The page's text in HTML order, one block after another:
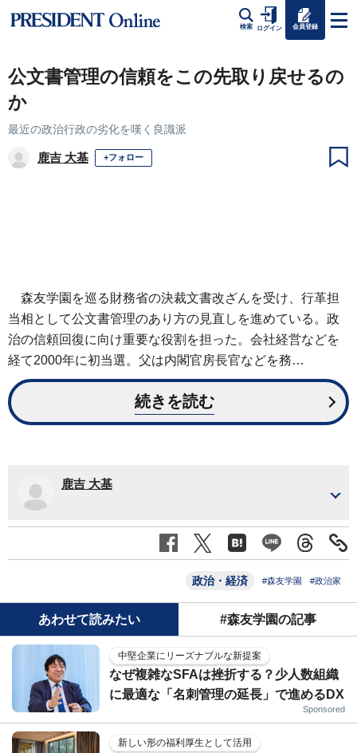
検索 ログイン 会員登録
公文書管理の信頼をこの先取り戻せるの
か
最近の政治行政の劣化を嘆く良識派
鹿吉 大基 +フォロー
森友学園を巡る財務省の決裁文書改ざんを受け、行革担
当相として公文書管理のあり方の見直しを進めている。政
治の信頼回復に向け重要な役割を担った。会社経営などを
経て2000年に初当選。父は内閣官房長官などを務…
続きを読む
鹿吉 大基
政治・経済 #森友学園 #政治家
あわせて読みたい #森友学園の記事
中堅企業にリーズナブルな新提案
なぜ複雑なSFAは挫折する？少人数組織
に最適な「名刺管理の延長」で進めるDX
Sponsored
新しい形の福利厚生として活用